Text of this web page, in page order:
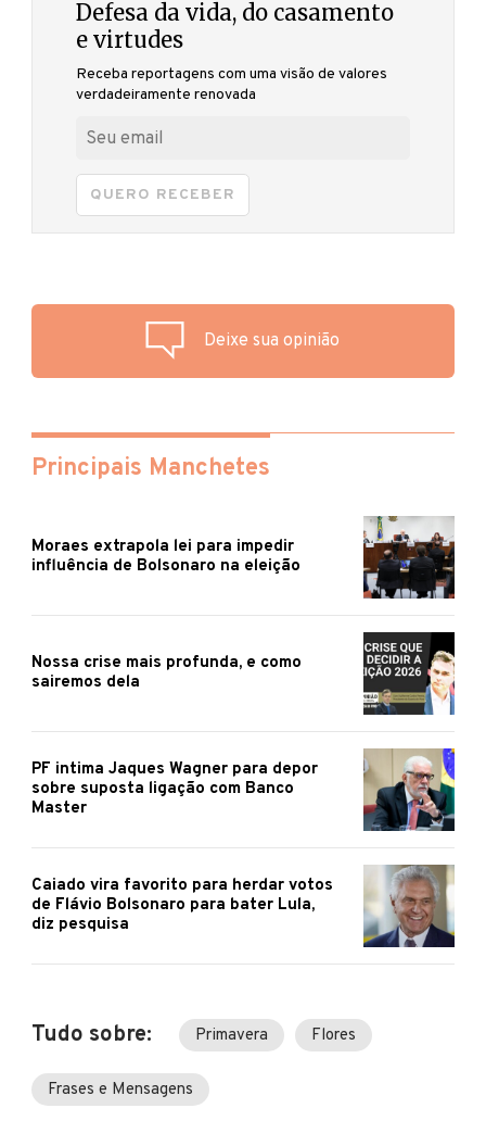
Defesa da vida, do casamento
e virtudes
Receba reportagens com uma visão de valores
verdadeiramente renovada
QUERO RECEBER
Deixe sua opinião
Principais Manchetes
Moraes extrapola lei para impedir
influência de Bolsonaro na eleição
Nossa crise mais profunda, e como
sairemos dela
PF intima Jaques Wagner para depor
sobre suposta ligação com Banco
Master
Caiado vira favorito para herdar votos
de Flávio Bolsonaro para bater Lula,
diz pesquisa
Tudo sobre: Primavera Flores
Frases e Mensagens